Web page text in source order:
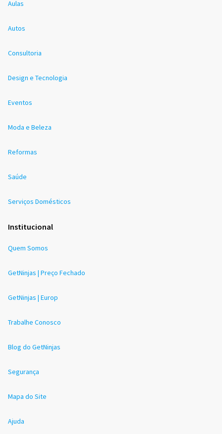
Aulas
Autos
Consultoria
Design e Tecnologia
Eventos
Moda e Beleza
Reformas
Saúde
Serviços Domésticos
Institucional
Quem Somos
GetNinjas | Preço Fechado
GetNinjas | Europ
Trabalhe Conosco
Blog do GetNinjas
Segurança
Mapa do Site
Ajuda